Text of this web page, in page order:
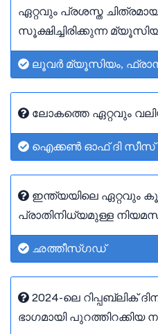
ഏറ്റവും പ്രശസ്ത
സൂക്ഷിച്ചിരിക്കുന്ന
ലൂവർ മ്യൂസിയം,
ലോകത്തെ ഏറ്റവും
ഐക്കൺ ഓഫ് ദി സീസ്
ഇന്ത്യയിലെ ഏറ്റവും
പ്രാതിനിധ്യമുള്ള
ഛത്തീസ്ഗഡ്
2024-ലെ റിപ്പബ്ലിക്
ഭാഗമായി പുറത്തിറക്കിയ